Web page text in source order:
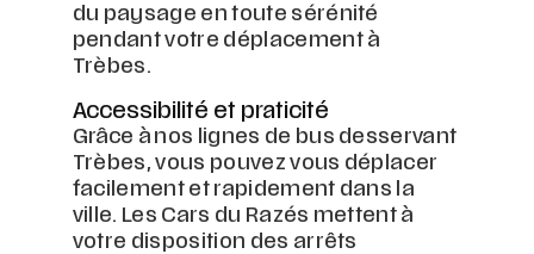
du paysage en toute sérénité
pendant votre déplacement à
Trèbes.
Accessibilité et praticité
Grâce à nos lignes de bus desservant
Trèbes, vous pouvez vous déplacer
facilement et rapidement dans la
ville. Les Cars du Razés mettent à
votre disposition des arrêts